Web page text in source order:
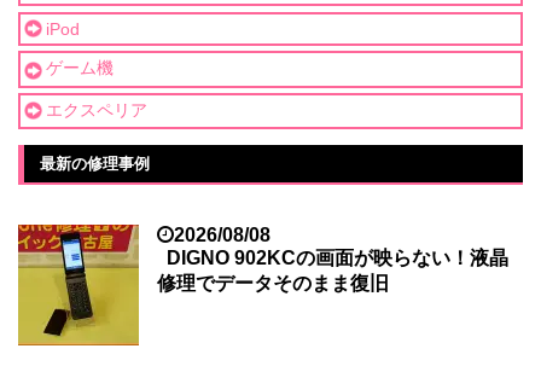
iPod
ゲーム機
エクスペリア
最新の修理事例
2026/08/08
DIGNO 902KCの画面が映らない！液晶
修理でデータそのまま復旧